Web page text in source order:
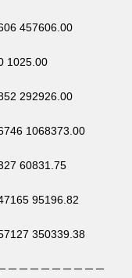
－－－－－－－－－